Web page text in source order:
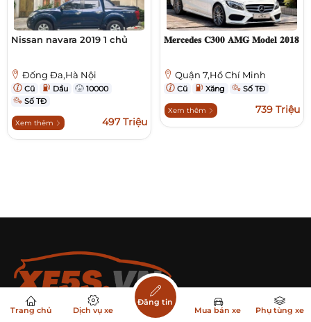
Nissan navara 2019 1 chủ
Đống Đa,Hà Nội
Cũ Dầu
10000
Số TĐ
Xem thêm 497 Triệu
𝐌𝐞𝐫𝐜𝐞𝐝𝐞𝐬 𝐂𝟑𝟎𝟎 𝐀𝐌𝐆 𝐌𝐨𝐝𝐞𝐥 𝟐𝟎𝟏𝟖
Quận 7,Hồ Chí Minh
Cũ Xăng Số TĐ
Xem thêm 739 Triệu
Trang chủ Dịch vụ xe
Đăng tin
Mua bán xe
Phụ tùng xe